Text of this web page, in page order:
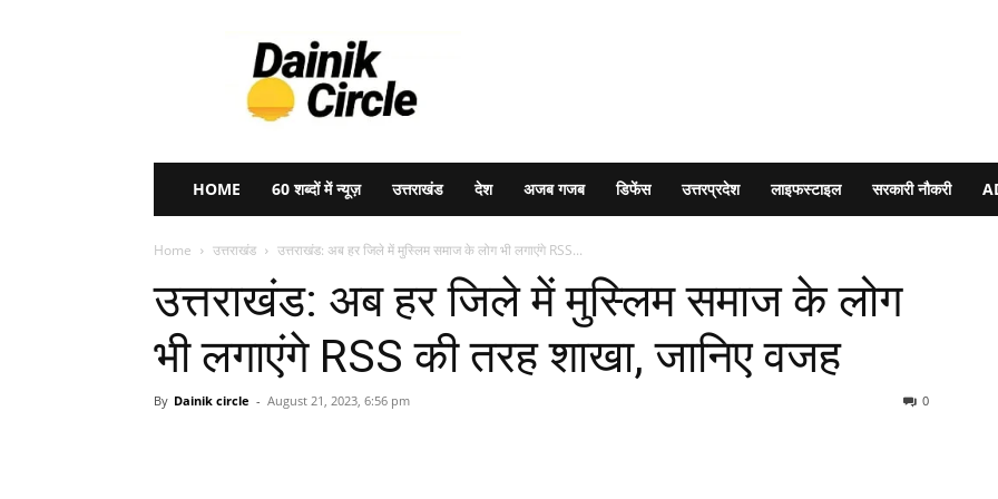
HOME 60 शब्दों में न्यूज़ उत्तराखंड देश अजब गजब डिफेंस उत्तरप्रदेश लाइफस्टाइल सरकारी नौकरी
Home उत्तराखंड उत्तराखंड: अब हर जिले में मुस्लिम समाज के लोग भी लगाएंगे RSS...
उत्तराखंड: अब हर जिले में मुस्लिम समाज के लोग
भी लगाएंगे RSS की तरह शाखा, जानिए वजह
By Dainik circle - August 21, 2023, 6:56 pm 0